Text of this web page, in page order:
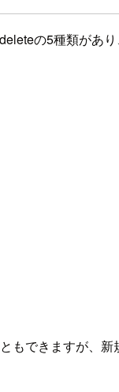
の5種類があ
もできますが、